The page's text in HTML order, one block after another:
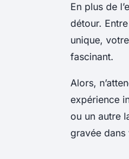
En plus de
détour.
unique,
fascinant.
Alors,
expérience
ou un autre
gravée